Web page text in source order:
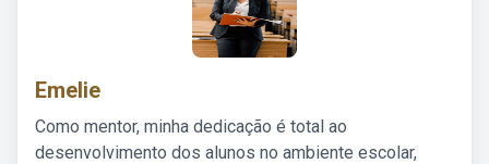
Emelie
Como mentor, minha dedicação é total ao
desenvolvimento dos alunos no ambiente escolar,